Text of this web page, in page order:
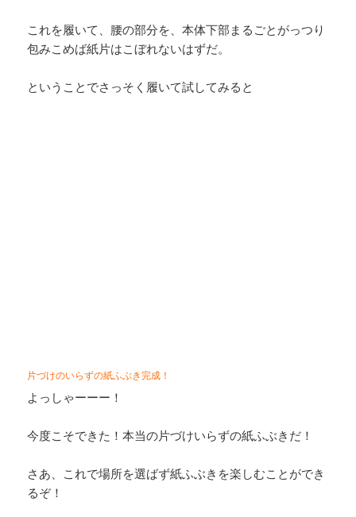
これを履いて、腰の部分を、本体下部まるごとがっつり
包みこめば紙片はこぼれないはずだ。
ということでさっそく履いて試してみると
片づけのいらずの紙ふぶき完成！
よっしゃーーー！
今度こそできた！本当の片づけいらずの紙ふぶきだ！
さあ、これで場所を選ばず紙ふぶきを楽しむことができ
るぞ！